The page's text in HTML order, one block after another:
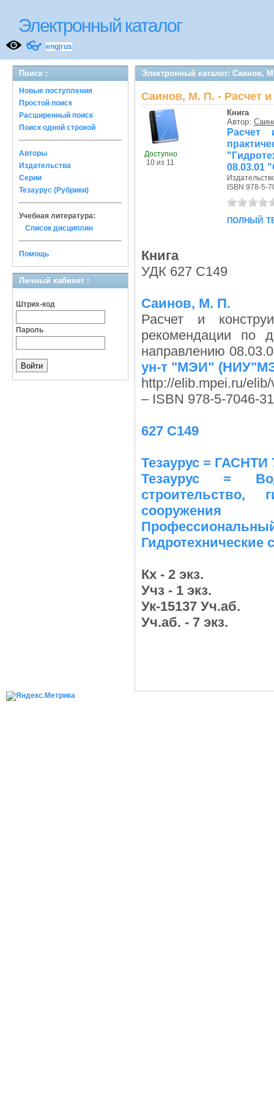
Электронный каталог
👓 eng rus
Поиск :
Новые поступления
Простой поиск
Расширенный поиск
Поиск одной строкой
Авторы
Издательства
Серии
Тезаурус (Рубрики)
Учебная литература:
Список дисциплин
Помощь
Личный кабинет :
Штрих-код
Пароль
Электронный каталог: Саинов,
Саинов, М. П. - Расчет
Доступно
10 из 11
Книга
Автор:
Расчет
08.03.01
ISBN 978-5-
полный
Книга
УДК 627 С149
Саинов, М. П.
Расчет и
рекомендации по
направлению
ун-т "МЭИ"
http://elib.mpei.ru/
– ISBN 978-5-7046-
627 С149
Тезаурус = ГАСНТИ
Тезаурус =
строительство,
сооружения
Гидротехнические
Кх - 2 экз.
Учз - 1 экз.
Ук-15137 Уч.аб.
Уч.аб. - 7 экз.